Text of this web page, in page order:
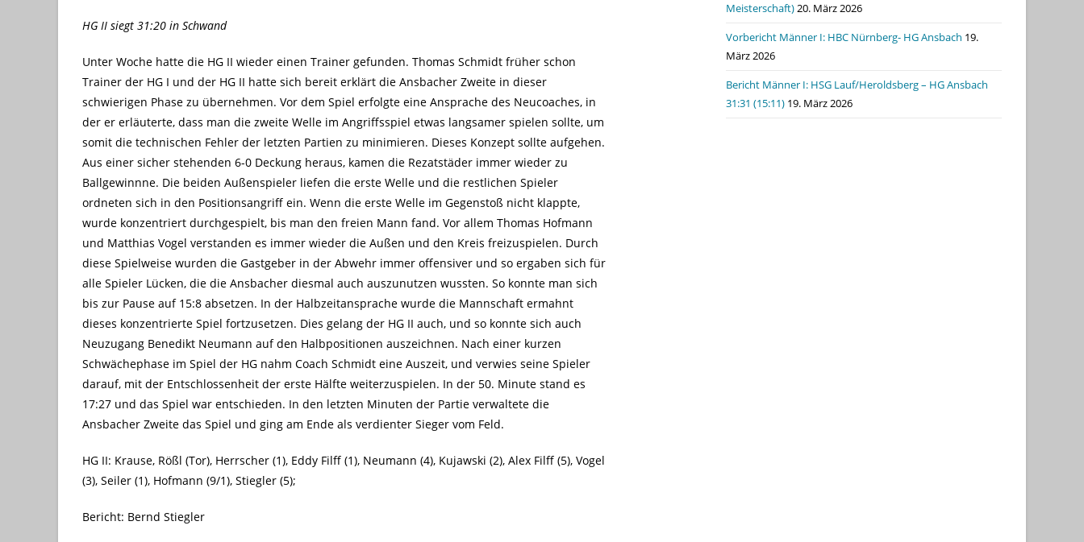
HG II siegt 31:20 in Schwand
Unter Woche hatte die HG II wieder einen Trainer gefunden. Thomas Schmidt früher schon
Trainer der HG I und der HG II hatte sich bereit erklärt die Ansbacher Zweite in dieser
schwierigen Phase zu übernehmen. Vor dem Spiel erfolgte eine Ansprache des Neucoaches, in
der er erläuterte, dass man die zweite Welle im Angriffsspiel etwas langsamer spielen sollte, um
somit die technischen Fehler der letzten Partien zu minimieren. Dieses Konzept sollte aufgehen.
Aus einer sicher stehenden 6-0 Deckung heraus, kamen die Rezatstäder immer wieder zu
Ballgewinnne. Die beiden Außenspieler liefen die erste Welle und die restlichen Spieler
ordneten sich in den Positionsangriff ein. Wenn die erste Welle im Gegenstoß nicht klappte,
wurde konzentriert durchgespielt, bis man den freien Mann fand. Vor allem Thomas Hofmann
und Matthias Vogel verstanden es immer wieder die Außen und den Kreis freizuspielen. Durch
diese Spielweise wurden die Gastgeber in der Abwehr immer offensiver und so ergaben sich für
alle Spieler Lücken, die die Ansbacher diesmal auch auszunutzen wussten. So konnte man sich
bis zur Pause auf 15:8 absetzen. In der Halbzeitansprache wurde die Mannschaft ermahnt
dieses konzentrierte Spiel fortzusetzen. Dies gelang der HG II auch, und so konnte sich auch
Neuzugang Benedikt Neumann auf den Halbpositionen auszeichnen. Nach einer kurzen
Schwächephase im Spiel der HG nahm Coach Schmidt eine Auszeit, und verwies seine Spieler
darauf, mit der Entschlossenheit der erste Hälfte weiterzuspielen. In der 50. Minute stand es
17:27 und das Spiel war entschieden. In den letzten Minuten der Partie verwaltete die
Ansbacher Zweite das Spiel und ging am Ende als verdienter Sieger vom Feld.
HG II: Krause, Rößl (Tor), Herrscher (1), Eddy Filff (1), Neumann (4), Kujawski (2), Alex Filff (5), Vogel
(3), Seiler (1), Hofmann (9/1), Stiegler (5);
Bericht: Bernd Stiegler
Meisterschaft)20. März 2026
Vorbericht Männer I: HBC Nürnberg- HG Ansbach 19.
März 2026
Bericht Männer I: HSG Lauf/Heroldsberg – HG Ansbach
31:31 (15:11) 19. März 2026